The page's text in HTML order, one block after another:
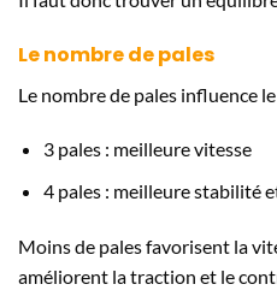
Le nombre de pales
Le nombre de pales influence
3 pales : meilleure vitesse
4 pales : meilleure stabilité
Moins de pales favorisent la
améliorent la traction et le